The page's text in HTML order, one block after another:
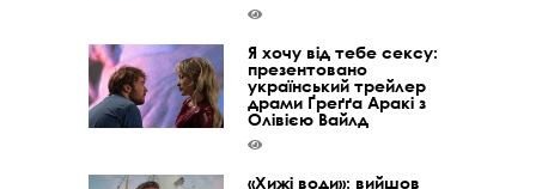
Я хочу від тебе сексу:
презентовано
український трейлер
драми Ґреґґа Аракі з
Олівією Вайлд
«Хижі води»: вийшов